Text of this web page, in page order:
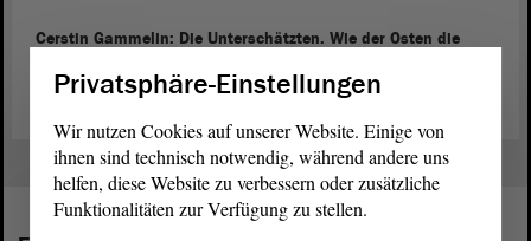
Cerstin Gammelin: Die Unterschätzten. Wie der Osten die
Privatsphäre-Einstellungen
Wir nutzen Cookies auf unserer Website. Einige von
ihnen sind technisch notwendig, während andere uns
helfen, diese Website zu verbessern oder zusätzliche
Funktionalitäten zur Verfügung zu stellen.